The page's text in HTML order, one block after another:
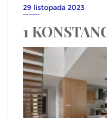
29 listopada 2023
1